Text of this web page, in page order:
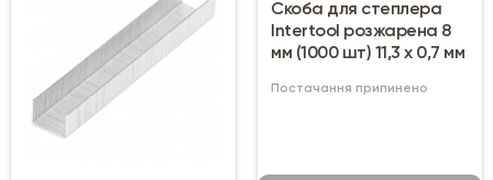
Скоба для степлера
Intertool розжарена 8
мм (1000 шт) 11,3 х 0,7 мм
Постачання припинено